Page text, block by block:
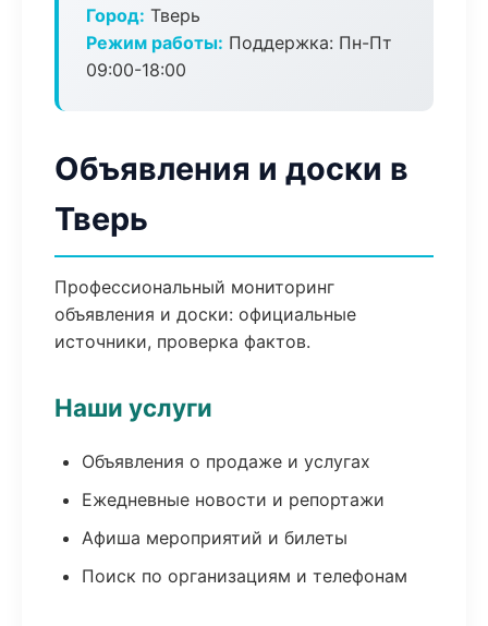
Город: Тверь
Режим работы: Поддержка: Пн-Пт
09:00-18:00
Объявления и доски в
Тверь
Профессиональный мониторинг
объявления и доски: официальные
источники, проверка фактов.
Наши услуги
Объявления о продаже и услугах
Ежедневные новости и репортажи
Афиша мероприятий и билеты
Поиск по организациям и телефонам